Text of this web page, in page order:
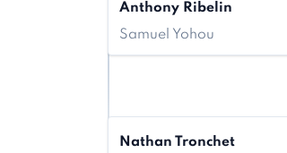
Anthony Ribelin
Samuel Yohou
Nathan Tronchet